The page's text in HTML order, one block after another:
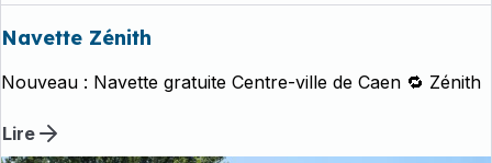
Navette Zénith
Nouveau : Navette gratuite Centre-ville de Caen 🔁 Zénith
Lire